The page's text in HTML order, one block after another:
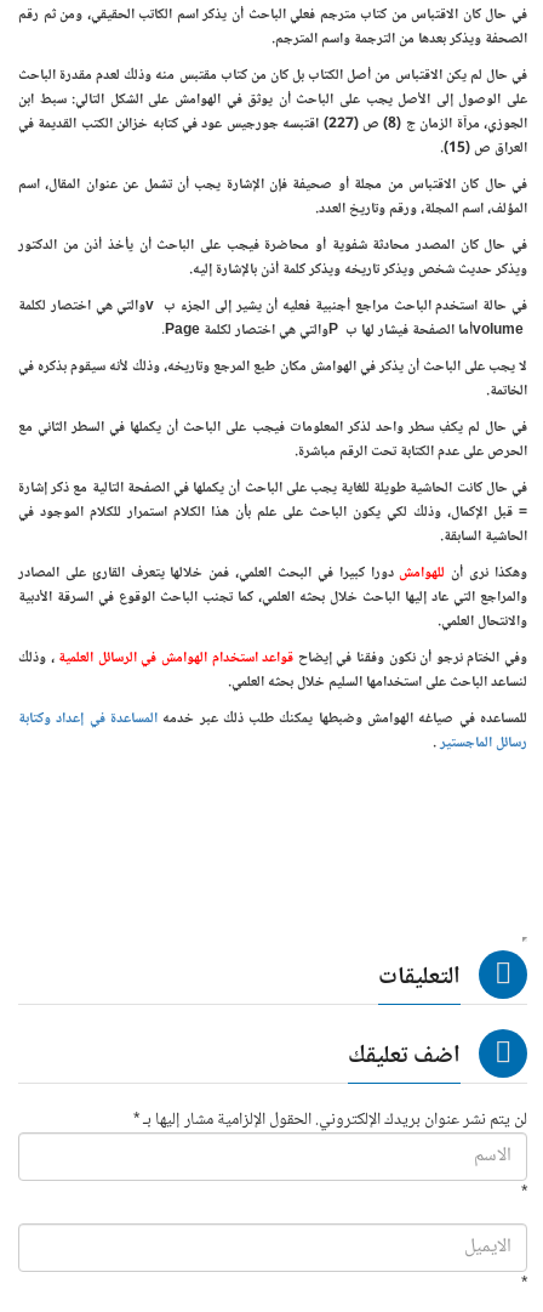
في حال كان الاقتباس من كتاب مترجم فعلي الباحث أن يذكر اسم الكاتب الحقيقي، ومن ثم رقم
الصحفة ويذكر بعدها من الترجمة واسم المترجم.
في حال لم يكن الاقتباس من أصل الكتاب بل كان من كتاب مقتبس منه وذلك لعدم مقدرة الباحث
على الوصول إلى الأصل يجب على الباحث أن يوثق في الهوامش على الشكل التالي: سبط ابن
الجوزي، مرآة الزمان ج (8) ص (227) اقتبسه جورجيس عود في كتابه خزائن الكتب القديمة في
العراق ص (15).
في حال كان الاقتباس من مجلة أو صحيفة فإن الإشارة يجب أن تشمل عن عنوان المقال، اسم
المؤلف، اسم المجلة، ورقم وتاريخ العدد.
في حال كان المصدر محادثة شفوية أو محاضرة فيجب على الباحث أن يأخذ أذن من الدكتور
ويذكر حديث شخص ويذكر تاريخه ويذكر كلمة أذن بالإشارة إليه.
في حالة استخدم الباحث مراجع أجنبية فعليه أن يشير إلى الجزء ب vوالتي هي اختصار لكلمة
volumeأما الصفحة فيشار لها ب Pوالتي هي اختصار لكلمةPage
.
لا يجب على الباحث أن يذكر في الهوامش مكان طبع المرجع وتاريخه، وذلك لأنه سيقوم بذكره في
الخاتمة.
في حال لم يكفِ سطر واحد لذكر المعلومات فيجب على الباحث أن يكملها في السطر الثاني مع
الحرص على عدم الكتابة تحت الرقم مباشرة.
في حال كانت الحاشية طويلة للغاية يجب على الباحث أن يكملها في الصفحة التالية مع ذكر إشارة
= قبل الإكمال، وذلك لكي يكون الباحث على علم بأن هذا الكلام استمرار للكلام الموجود في
الحاشية السابقة.
وهكذا نرى أنللهوامشدورا كبيرا في البحث العلمي، فمن خلالها يتعرف القارئ على المصادر
والمراجع التي عاد إليها الباحث خلال بحثه العلمي، كما تجنب الباحث الوقوع في السرقة الأدبية
والانتحال العلمي.
وفي الختام نرجو أن نكون وفقنا في إيضاح قواعد استخدام الهوامش في الرسائل العلمية، وذلك
لنساعد الباحث على استخدامها السليم خلال بحثه العلمي.
للمساعده في صياغه الهوامش وضبطها يمكنك طلب ذلك عبر خدمه المساعدة في إعداد وكتابة
رسائل الماجستير.
التعليقات
اضف تعليقك
لن يتم نشر عنوان بريدك الإلكتروني. الحقول الإلزامية مشار إليها بـ *
*
*